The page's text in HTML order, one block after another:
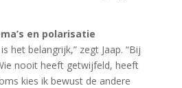
en polarisatie
het belangrijk,” zegt Jaap. “Bij
nooit heeft getwijfeld, heeft
kies ik bewust de andere